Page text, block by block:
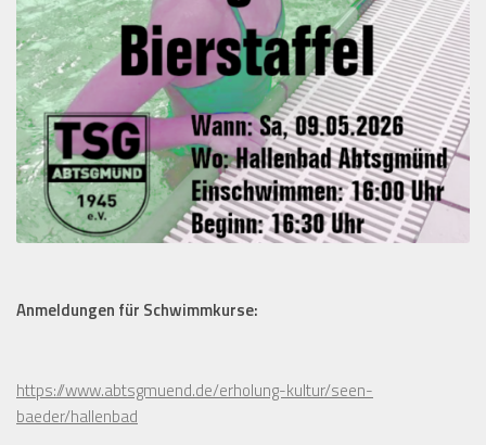
Anmeldungen für Schwimmkurse:
https://www.abtsgmuend.de/erholung-kultur/seen-
baeder/hallenbad